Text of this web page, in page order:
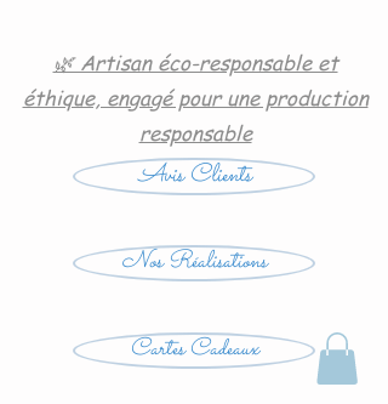
🌿 Artisan éco-responsable et
éthique, engagé pour une production
responsable
Avis Clients
Nos Réalisations
Cartes Cadeaux